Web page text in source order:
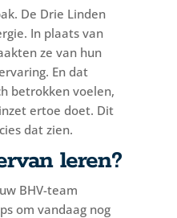
De Drie Linden
. In plaats van
ze van hun
En dat
betrokken voelen,
ertoe doet. Dit
dat zien.
leren?
BHV-team
om vandaag nog